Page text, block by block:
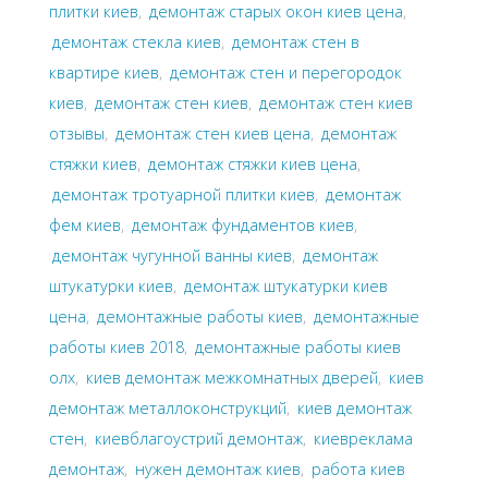
плитки киев, демонтаж старых окон киев цена,
демонтаж стекла киев, демонтаж стен в
квартире киев, демонтаж стен и перегородок
киев, демонтаж стен киев, демонтаж стен киев
отзывы, демонтаж стен киев цена, демонтаж
стяжки киев, демонтаж стяжки киев цена,
демонтаж тротуарной плитки киев, демонтаж
фем киев, демонтаж фундаментов киев,
демонтаж чугунной ванны киев, демонтаж
штукатурки киев, демонтаж штукатурки киев
цена, демонтажные работы киев, демонтажные
работы киев 2018, демонтажные работы киев
олх, киев демонтаж межкомнатных дверей, киев
демонтаж металлоконструкций, киев демонтаж
стен, киевблагоустрий демонтаж, киевреклама
демонтаж, нужен демонтаж киев, работа киев